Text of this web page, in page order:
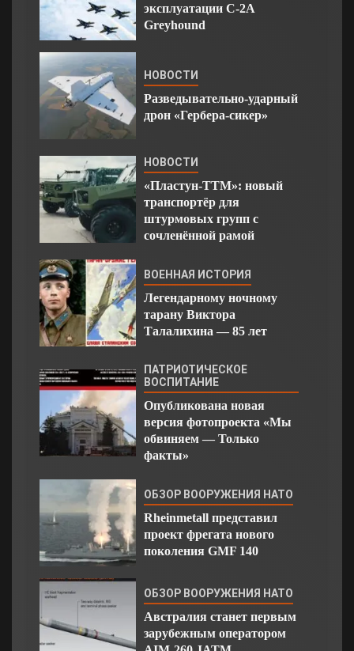
эксплуатации C-2A
Greyhound
НОВОСТИ
Разведывательно-ударный
дрон «Гербера-сикер»
НОВОСТИ
«Пластун-ТТМ»: новый
транспортёр для
штурмовых групп с
сочленённой рамой
ВОЕННАЯ ИСТОРИЯ
Легендарному ночному
тарану Виктора
Талалихина — 85 лет
ПАТРИОТИЧЕСКОЕ
ВОСПИТАНИЕ
Опубликована новая
версия фотопроекта «Мы
обвиняем — Только
факты»
ОБЗОР ВООРУЖЕНИЯ НАТО
Rheinmetall представил
проект фрегата нового
поколения GMF 140
ОБЗОР ВООРУЖЕНИЯ НАТО
Австралия станет первым
зарубежным оператором